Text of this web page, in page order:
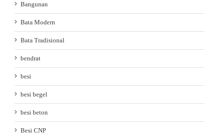
Bangunan
Bata Modern
Bata Tradisional
bendrat
besi
besi begel
besi beton
Besi CNP